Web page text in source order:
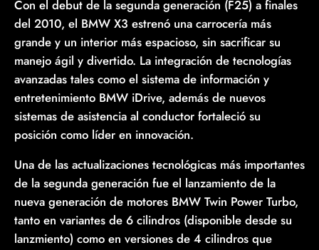
Con el debut de la segunda generación (F25) a finales
del 2010, el BMW X3 estrenó una carrocería más
grande y un interior más espacioso, sin sacrificar su
manejo ágil y divertido. La integración de tecnologías
avanzadas tales como el sistema de información y
entretenimiento BMW iDrive, además de nuevos
sistemas de asistencia al conductor fortaleció su
posición como líder en innovación.
Una de las actualizaciones tecnológicas más importantes
de la segunda generación fue el lanzamiento de la
nueva generación de motores BMW Twin Power Turbo,
tanto en variantes de 6 cilindros (disponible desde su
lanzmiento) como en versiones de 4 cilindros que